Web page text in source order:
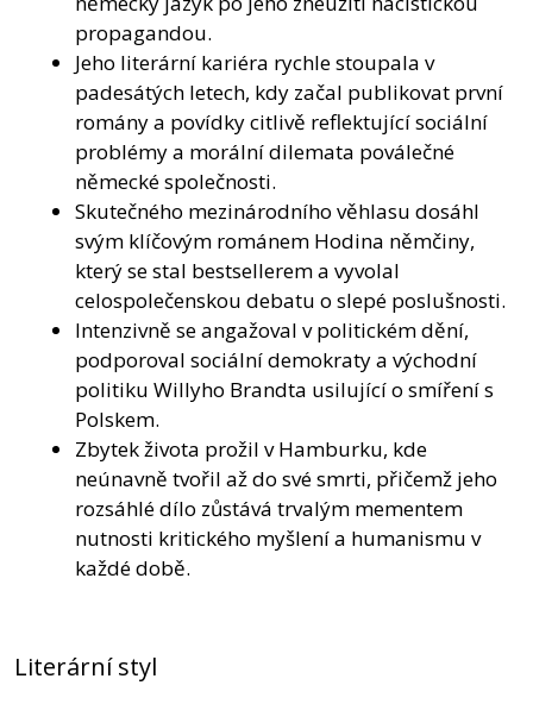
propagandou.
Jeho literární kariéra rychle stoupala v
padesátých letech, kdy začal publikovat první
romány a povídky citlivě reflektující sociální
problémy a morální dilemata poválečné
německé společnosti.
Skutečného mezinárodního věhlasu dosáhl
svým klíčovým románem Hodina němčiny,
který se stal bestsellerem a vyvolal
celospolečenskou debatu o slepé poslušnosti.
Intenzivně se angažoval v politickém dění,
podporoval sociální demokraty a východní
politiku Willyho Brandta usilující o smíření s
Polskem.
Zbytek života prožil v Hamburku, kde
neúnavně tvořil až do své smrti, přičemž jeho
rozsáhlé dílo zůstává trvalým mementem
nutnosti kritického myšlení a humanismu v
každé době.
Literární styl